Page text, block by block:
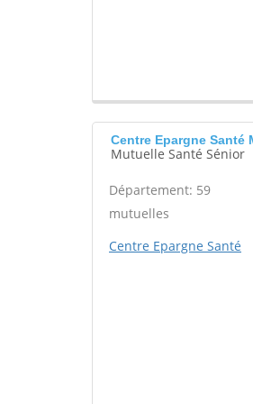
Centre Epargne Santé
Mutuelle Santé Sénior
Département: 59
mutuelles
Centre Epargne Santé